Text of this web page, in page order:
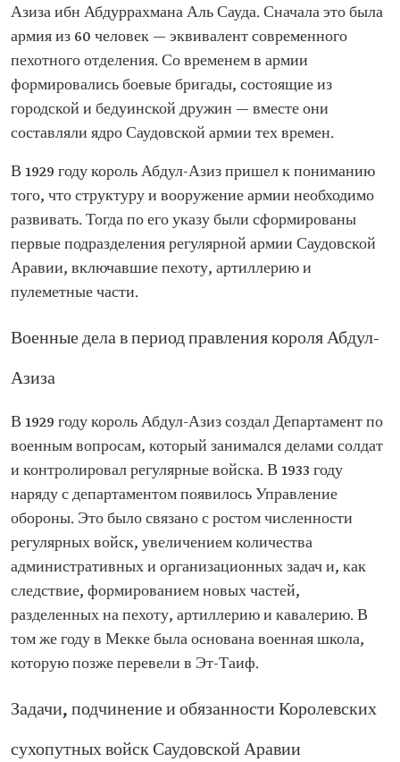
Азиза ибн Абдуррахмана Аль Сауда. Сначала это была
армия из 60 человек — эквивалент современного
пехотного отделения. Со временем в армии
формировались боевые бригады, состоящие из
городской и бедуинской дружин — вместе они
составляли ядро Саудовской армии тех времен.
В 1929 году король Абдул-Азиз пришел к пониманию
того, что структуру и вооружение армии необходимо
развивать. Тогда по его указу были сформированы
первые подразделения регулярной армии Саудовской
Аравии, включавшие пехоту, артиллерию и
пулеметные части.
Военные дела в период правления короля Абдул-
Азиза
В 1929 году король Абдул-Азиз создал Департамент по
военным вопросам, который занимался делами солдат
и контролировал регулярные войска. В 1933 году
наряду с департаментом появилось Управление
обороны. Это было связано с ростом численности
регулярных войск, увеличением количества
административных и организационных задач и, как
следствие, формированием новых частей,
разделенных на пехоту, артиллерию и кавалерию. В
том же году в Мекке была основана военная школа,
которую позже перевели в Эт-Таиф.
Задачи, подчинение и обязанности Королевских
сухопутных войск Саудовской Аравии